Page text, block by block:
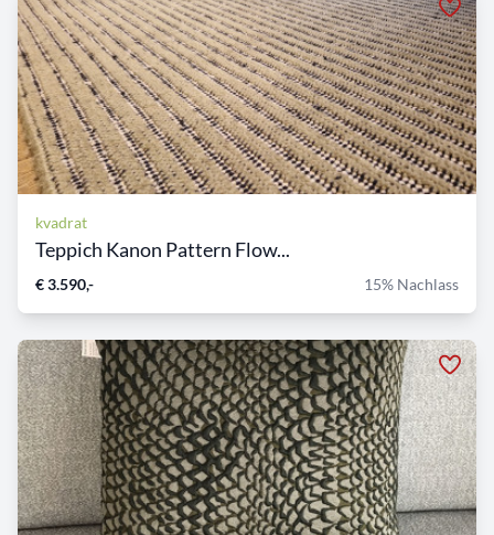
kvadrat
Teppich Kanon Pattern Flow...
€ 3.590,- 15% Nachlass